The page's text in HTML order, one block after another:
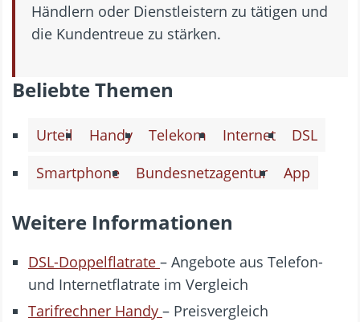
Händlern oder Dienstleistern zu tätigen und
die Kundentreue zu stärken.
Beliebte Themen
Urteil Handy Telekom Internet
DSL
Smartphone
Bundesnetzagentur App
Weitere Informationen
DSL-Doppelflatrate – Angebote aus Telefon-
und Internetflatrate im Vergleich
Tarifrechner Handy – Preisvergleich